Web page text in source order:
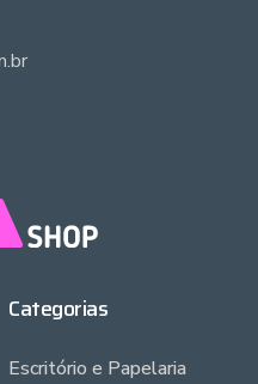
Categorias
Escritório e Papelaria